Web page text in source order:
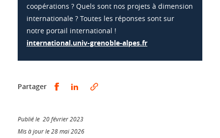
coopérations ? Quels sont nos projets à dimension
internationale ? Toutes les réponses sont sur
notre portail international !
international.univ-grenoble-alpes.fr
Partager Partager sur Facebook
Partager sur LinkedIn
Publié le 20 février 2023
Mis à jour le 28 mai 2026